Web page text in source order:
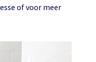
of voor meer